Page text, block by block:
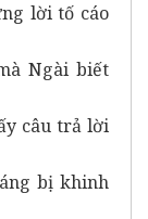
lời tố cáo
Ngài biết
câu trả lời
bị khinh